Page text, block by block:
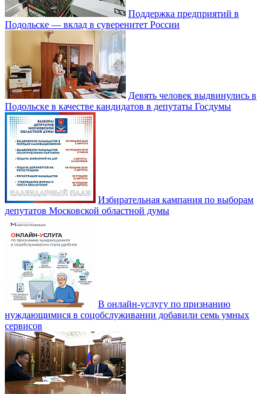
Поддержка предприятий в
Подольске — вклад в суверенитет России
Девять человек выдвинулись в
Подольске в качестве кандидатов в депутаты Госдумы
Избирательная кампания по выборам
депутатов Московской областной думы
В онлайн-услугу по признанию
нуждающимися в соцобслуживании добавили семь умных
сервисов